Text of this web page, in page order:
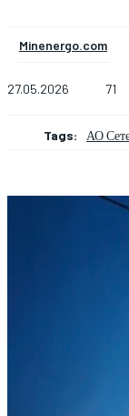
Minenergo.com
27.05.2026 71
Tags: АО